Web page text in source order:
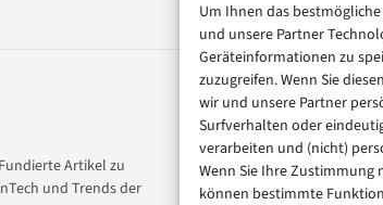
Um Ihnen das
und unsere Partner
Geräteinformationen zu
zuzugreifen. Wenn Sie
wir und unsere Partner
Surfverhalten oder
verarbeiten und (nicht)
Wenn Sie Ihre
können bestimmte
Artikel zu
und Trends der
Rubriken
Künstliche Intelligenz
Technologie & IT